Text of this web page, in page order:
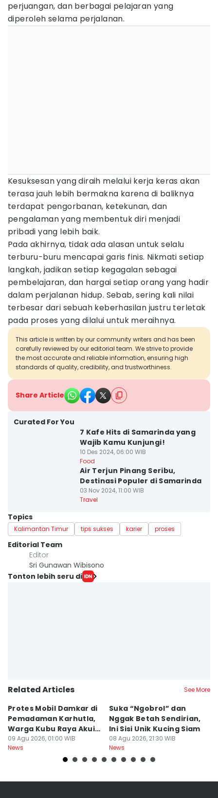
perjuangan, dan berbagai pelajaran yang
diperoleh selama perjalanan.
Kesuksesan yang diraih melalui kerja keras akan
terasa jauh lebih bermakna karena di baliknya
terdapat pengorbanan, ketekunan, dan
pengalaman yang membentuk diri menjadi
pribadi yang lebih baik.
Pada akhirnya, tidak ada alasan untuk selalu
terburu-buru mencapai garis finis. Nikmati setiap
langkah, jadikan setiap kegagalan sebagai
pembelajaran, dan hargai setiap orang yang hadir
dalam perjalanan hidup. Sebab, sering kali nilai
terbesar dari sebuah keberhasilan justru terletak
pada proses yang dilalui untuk meraihnya.
This article is written by our community writers and has been
carefully reviewed by our editorial team. We strive to provide
the most accurate and reliable information, ensuring high
standards of quality, credibility, and trustworthiness.
Share Article
Curated For You
7 Kafe Hits di Samarinda yang
Wajib Kamu Kunjungi!
10 Des 2024, 06:00 WIB
Food
Air Terjun Pinang Seribu,
Destinasi Populer di Samarinda
03 Nov 2024, 11:00 WIB
Travel
Topics
Kalimantan Timur tips sukses karier proses
Editorial Team
Editor
Sri Gunawan Wibisono
Tonton lebih seru di
Related Articles See More
Protes Mobil Damkar di
Pemadaman Karhutla,
Warga Kubu Raya Akui
Khilaf
09 Agu 2026, 01:00 WIB
News
Suka “Ngobrol” dan
Nggak Betah Sendirian,
Ini Sisi Unik Kucing Siam
08 Agu 2026, 21:30 WIB
News